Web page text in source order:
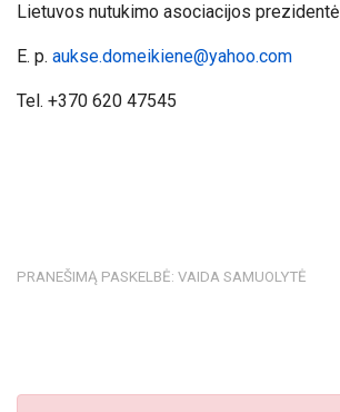
Lietuvos nutukimo asociacijos prezidentė
E. p. aukse.domeikiene@yahoo.com
Tel. +370 620 47545
PRANEŠIMĄ PASKELBĖ: VAIDA SAMUOLYTĖ